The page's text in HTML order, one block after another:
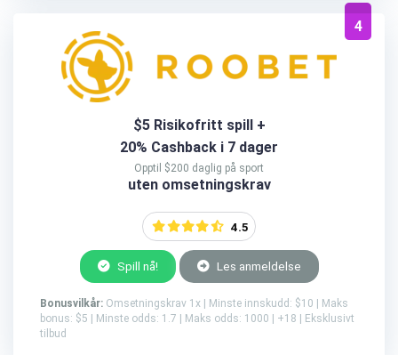
4
$5 Risikofritt spill +
20% Cashback i 7 dager
Opptil $200 daglig på sport
uten omsetningskrav
4.5
Spill nå! Les anmeldelse
Bonusvilkår: Omsetningskrav 1x | Minste innskudd: $10 | Maks
bonus: $5 | Minste odds: 1.7 | Maks odds: 1000 | +18 | Eksklusivt
tilbud